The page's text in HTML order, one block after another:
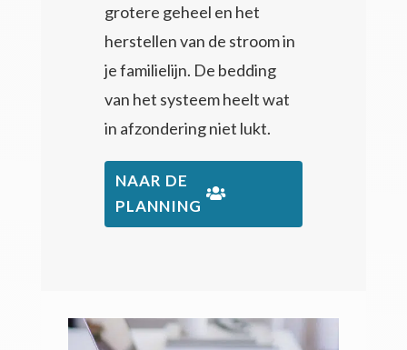
grotere geheel en het
herstellen van de stroom in
je familielijn. De bedding
van het systeem heelt wat
in afzondering niet lukt.
NAAR DE
PLANNING